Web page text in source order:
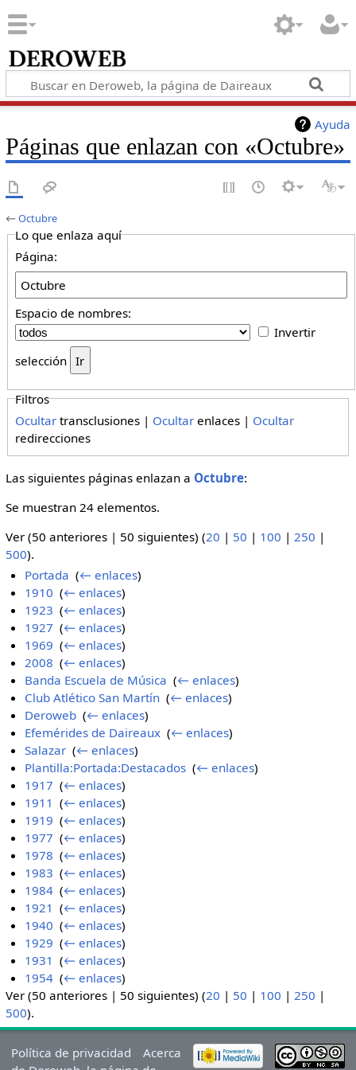
Ayuda
Páginas que enlazan con «Octubre»
←Octubre
Lo que enlaza aquí
Página:
Espacio de nombres:
Invertir
selección
Filtros
Ocultar transclusiones | Ocultar enlaces | Ocultar
redirecciones
Las siguientes páginas enlazan a Octubre:
Se muestran 24 elementos.
Ver (50 anteriores | 50 siguientes) (20 | 50 | 100 | 250 |
500).
Portada ‎(← enlaces)
1910 ‎(← enlaces)
1923 ‎(← enlaces)
1927 ‎(← enlaces)
1969 ‎(← enlaces)
2008 ‎(← enlaces)
Banda Escuela de Música ‎(← enlaces)
Club Atlético San Martín ‎(← enlaces)
Deroweb ‎(← enlaces)
Efemérides de Daireaux ‎(← enlaces)
Salazar ‎(← enlaces)
Plantilla:Portada:Destacados ‎(← enlaces)
1917 ‎(← enlaces)
1911 ‎(← enlaces)
1919 ‎(← enlaces)
1977 ‎(← enlaces)
1978 ‎(← enlaces)
1983 ‎(← enlaces)
1984 ‎(← enlaces)
1921 ‎(← enlaces)
1940 ‎(← enlaces)
1929 ‎(← enlaces)
1931 ‎(← enlaces)
1954 ‎(← enlaces)
Ver (50 anteriores | 50 siguientes) (20 | 50 | 100 | 250 |
500).
Política de privacidad
Acerca